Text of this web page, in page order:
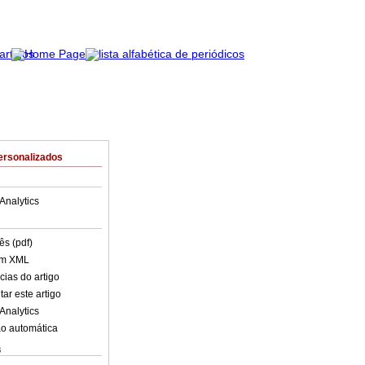
(pdf)
XML
do artigo
este artigo
automática